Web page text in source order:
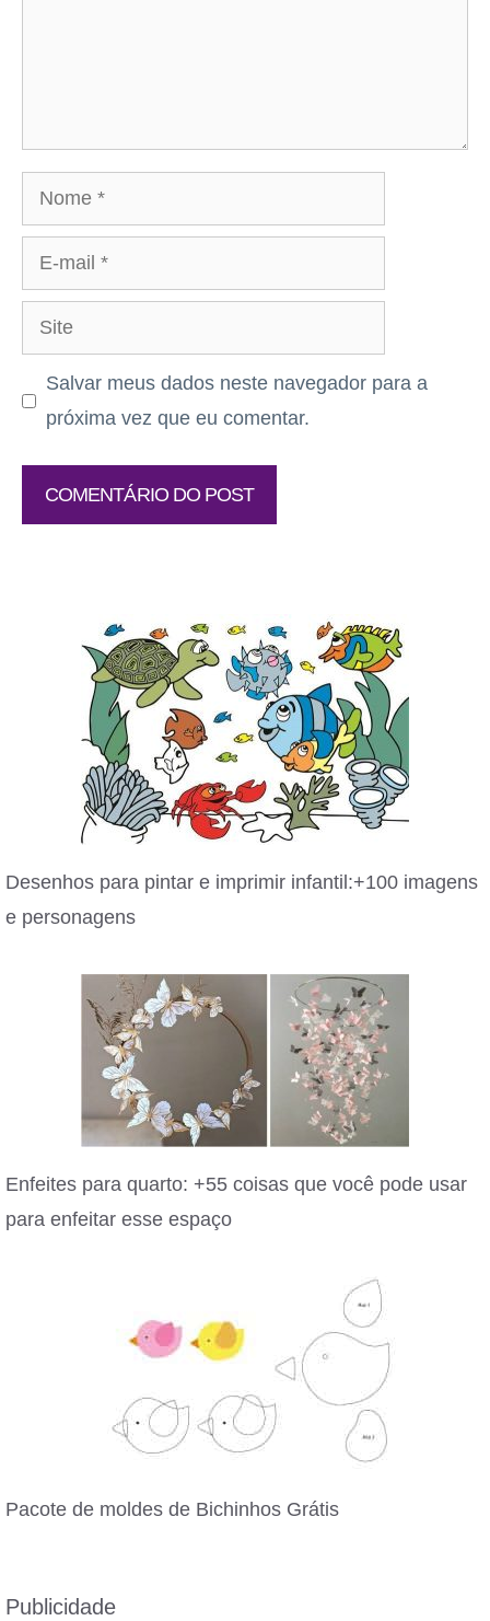
Nome
mail
Site
Salvar meus dados neste navegador para a
próxima vez que eu comentar.
Desenhos para pintar e imprimir infantil:+100 imagens
e personagens
Enfeites para quarto: +55 coisas que você pode usar
para enfeitar esse espaço
Pacote de moldes de Bichinhos Grátis
Publicidade